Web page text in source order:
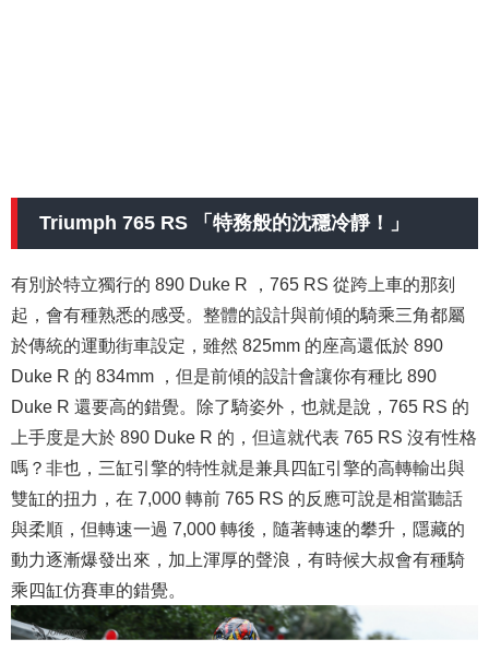
Triumph 765 RS 「特務般的沈穩冷靜！」
有別於特立獨行的 890 Duke R ，765 RS 從跨上車的那刻
起，會有種熟悉的感受。整體的設計與前傾的騎乘三角都屬
於傳統的運動街車設定，雖然 825mm 的座高還低於 890
Duke R 的 834mm ，但是前傾的設計會讓你有種比 890
Duke R 還要高的錯覺。除了騎姿外，也就是說，765 RS 的
上手度是大於 890 Duke R 的，但這就代表 765 RS 沒有性格
嗎？非也，三缸引擎的特性就是兼具四缸引擎的高轉輸出與
雙缸的扭力，在 7,000 轉前 765 RS 的反應可說是相當聽話
與柔順，但轉速一過 7,000 轉後，隨著轉速的攀升，隱藏的
動力逐漸爆發出來，加上渾厚的聲浪，有時候大叔會有種騎
乘四缸仿賽車的錯覺。